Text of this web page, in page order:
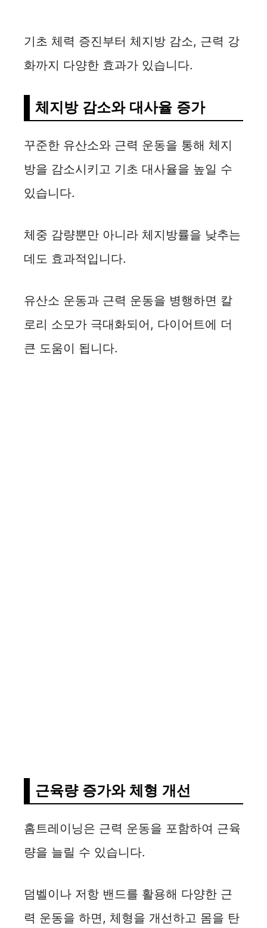
기초 체력 증진부터 체지방 감소, 근력 강
화까지 다양한 효과가 있습니다.
체지방 감소와 대사율 증가
꾸준한 유산소와 근력 운동을 통해 체지
방을 감소시키고 기초 대사율을 높일 수
있습니다.
체중 감량뿐만 아니라 체지방률을 낮추는
데도 효과적입니다.
유산소 운동과 근력 운동을 병행하면 칼
로리 소모가 극대화되어, 다이어트에 더
큰 도움이 됩니다.
근육량 증가와 체형 개선
홈트레이닝은 근력 운동을 포함하여 근육
량을 늘릴 수 있습니다.
덤벨이나 저항 밴드를 활용해 다양한 근
력 운동을 하면, 체형을 개선하고 몸을 탄